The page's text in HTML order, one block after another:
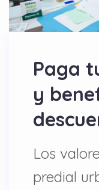
Paga
y
Los
predial